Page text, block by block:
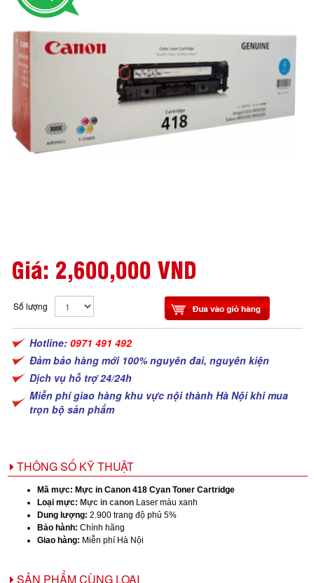
Giá: 2,600,000 VND
Số lượng
Hotline: 0971 491 492
Đảm bảo hàng mới 100% nguyên đai, nguyên kiện
Dịch vụ hỗ trợ 24/24h
Miễn phí giao hàng khu vực nội thành Hà Nội khi mua
trọn bộ sản phẩm
THÔNG SỐ KỸ THUẬT
Mã mực: Mực in Canon 418 Cyan Toner Cartridge
Loại mực: Mực in canon Laser màu xanh
Dung lượng: 2.900 trang độ phủ 5%
Bảo hành: Chính hãng
Giao hàng: Miễn phí Hà Nội
SẢN PHẨM CÙNG LOẠI